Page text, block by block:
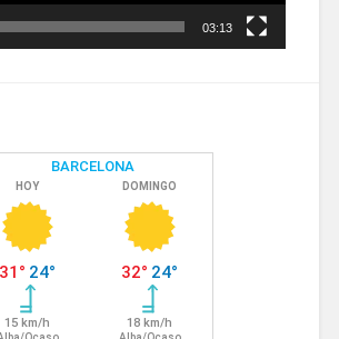
03:13